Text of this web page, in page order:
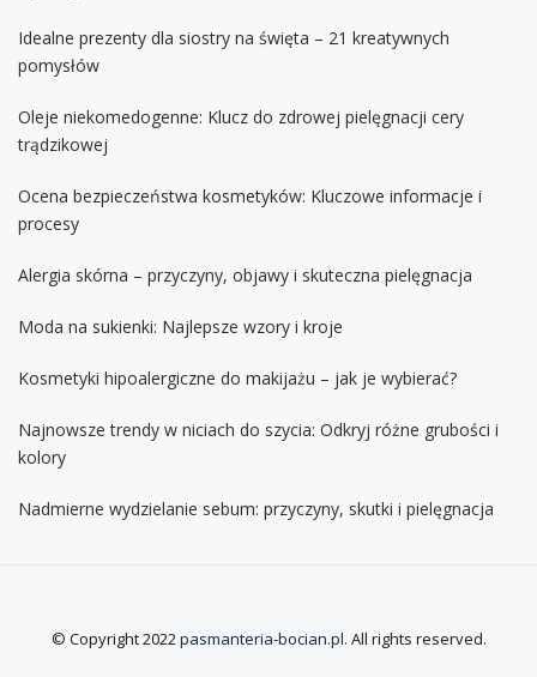
Idealne prezenty dla siostry na święta – 21 kreatywnych
pomysłów
Oleje niekomedogenne: Klucz do zdrowej pielęgnacji cery
trądzikowej
Ocena bezpieczeństwa kosmetyków: Kluczowe informacje i
procesy
Alergia skórna – przyczyny, objawy i skuteczna pielęgnacja
Moda na sukienki: Najlepsze wzory i kroje
Kosmetyki hipoalergiczne do makijażu – jak je wybierać?
Najnowsze trendy w niciach do szycia: Odkryj różne grubości i
kolory
Nadmierne wydzielanie sebum: przyczyny, skutki i pielęgnacja
© Copyright 2022pasmanteria-bocian.pl. All rights reserved.